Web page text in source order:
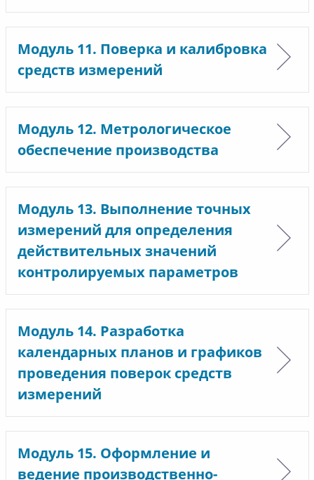
Модуль 11. Поверка и калибровка
средств измерений
Модуль 12. Метрологическое
обеспечение производства
Модуль 13. Выполнение точных
измерений для определения
действительных значений
контролируемых параметров
Модуль 14. Разработка
календарных планов и графиков
проведения поверок средств
измерений
Модуль 15. Оформление и
ведение производственно-